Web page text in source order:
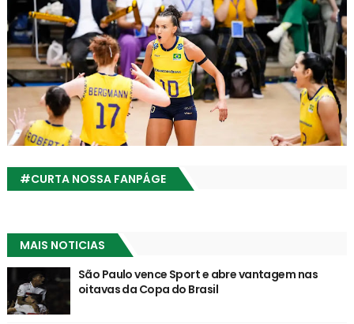
#CURTA NOSSA FANPÁGE
MAIS NOTICIAS
São Paulo vence Sport e abre vantagem nas
oitavas da Copa do Brasil